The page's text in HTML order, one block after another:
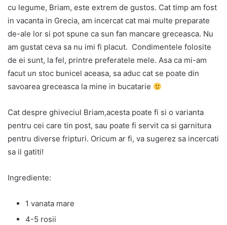
cu legume, Briam, este extrem de gustos. Cat timp am fost
in vacanta in Grecia, am incercat cat mai multe preparate
de-ale lor si pot spune ca sun fan mancare greceasca. Nu
am gustat ceva sa nu imi fi placut. Condimentele folosite
de ei sunt, la fel, printre preferatele mele. Asa ca mi-am
facut un stoc bunicel aceasa, sa aduc cat se poate din
savoarea greceasca la mine in bucatarie
Cat despre ghiveciul Briam,acesta poate fi si o varianta
pentru cei care tin post, sau poate fi servit ca si garnitura
pentru diverse fripturi. Oricum ar fi, va sugerez sa incercati
sa il gatiti!
Ingrediente:
1 vanata mare
4-5 rosii